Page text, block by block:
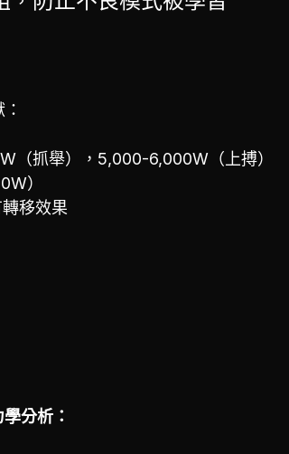
（抓舉），5,000-6,000W（上搏）
）
移效果
分析：